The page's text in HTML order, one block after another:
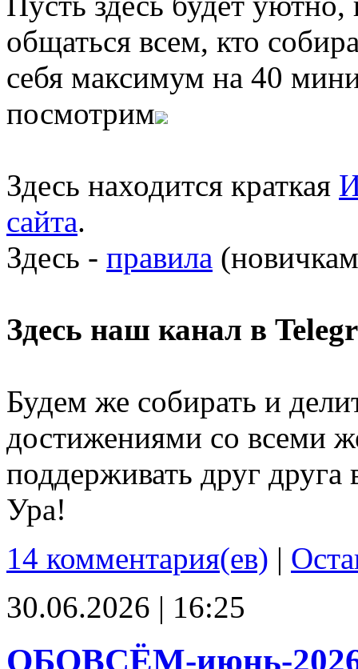
общаться всем, кто
себя максимум на 40
посмотрим
Здесь находится краткая
сайта.
Здесь - правила
Здесь наш канал в
Будем же собирать и
достижениями со всеми
поддерживать друг
Ура!
14 комментария(ев) |
30.06.2026 | 16:25
ОБОВСЁМ-июнь-